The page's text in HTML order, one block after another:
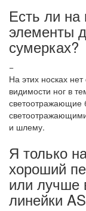
Есть ли
элементы
сумерках?
−
На этих носках
видимости ног в
светоотражающие
и шлему.
Я только
хороший
или лучше
линейки